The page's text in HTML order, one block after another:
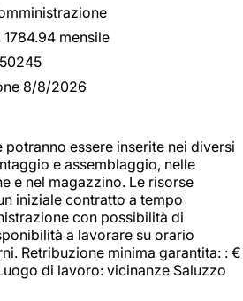
1784.94 mensile
8/8/2026
essere inserite nei diversi
e assemblaggio, nelle
e nel magazzino. Le risorse
iniziale contratto a tempo
con possibilità di
a lavorare su orario
Retribuzione minima garantita: : €
di lavoro: vicinanze Saluzzo